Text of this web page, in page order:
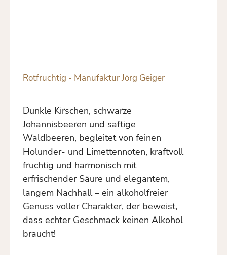
Rotfruchtig - Manufaktur Jörg Geiger
Dunkle Kirschen, schwarze
Johannisbeeren und saftige
Waldbeeren, begleitet von feinen
Holunder- und Limettennoten, kraftvoll
fruchtig und harmonisch mit
erfrischender Säure und elegantem,
langem Nachhall – ein alkoholfreier
Genuss voller Charakter, der beweist,
dass echter Geschmack keinen Alkohol
braucht!